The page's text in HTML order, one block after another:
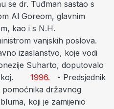
se dr. Tuđman sastao s
Al Goreom, glavnim
kao i s N.H.
vanjskih poslova.
izaslanstvo, koje vodi
Suharto, doputovalo
1996. - Predsjednik
državnog
koji je zamijenio